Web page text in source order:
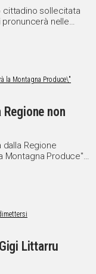
cittadino sollecitata
pronuncerà nelle
non
Regione
Montagna Produce"
Littarru